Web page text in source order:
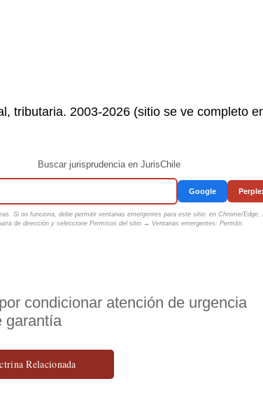
tributaria. 2003-2026 (sitio se ve completo
Buscar jurisprudencia en JurisChile
Google
Si no funciona, debe permitir ventanas emergentes para este sitio: en Chrome/Edge,
de dirección y seleccione Permisos del sitio → Ventanas emergentes: Permitir.
condicionar atención de urgencia
garantía
Relacionada